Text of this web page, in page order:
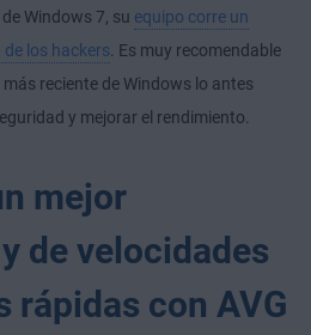
Windows 7, su equipo corre un
los hackers . Es muy recomendable
reciente de Windows lo antes
y mejorar el rendimiento.
mejor
de velocidades
rápidas con AVG